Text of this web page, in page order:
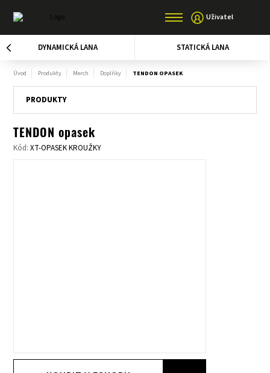
Uživatel
DYNAMICKÁ LANA STATICKÁ LANA
Úvod Produkty Merch Doplňky TENDON OPASEK
PRODUKTY
TENDON opasek
Kód:XT-OPASEK KROUŽKY